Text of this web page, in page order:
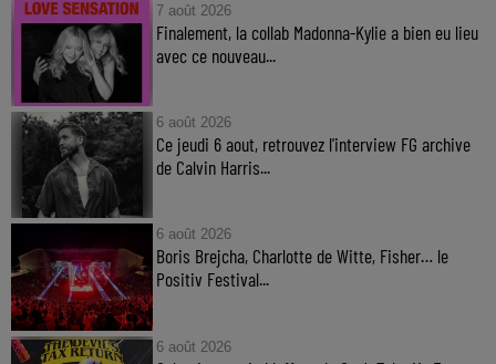
7 août 2026
Finalement, la collab Madonna-Kylie a bien eu lieu
avec ce nouveau...
6 août 2026
Ce jeudi 6 aout, retrouvez l'interview FG archive
de Calvin Harris...
6 août 2026
Boris Brejcha, Charlotte de Witte, Fisher… le
Positiv Festival...
6 août 2026